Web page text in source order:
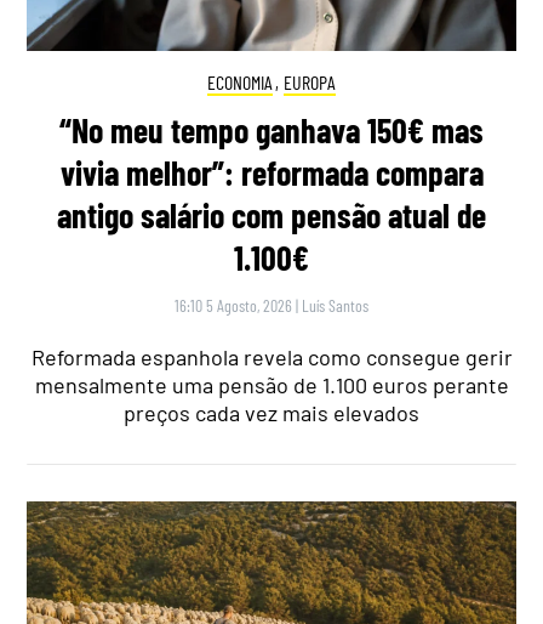
ECONOMIA , EUROPA
“No meu tempo ganhava 150€ mas
vivia melhor”: reformada compara
antigo salário com pensão atual de
1.100€
16:10 5 Agosto, 2026 | Luís Santos
Reformada espanhola revela como consegue gerir
mensalmente uma pensão de 1.100 euros perante
preços cada vez mais elevados